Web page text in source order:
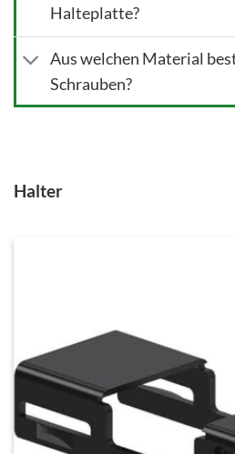
Halteplatte?
Aus welchen Material
Schrauben?
Halter